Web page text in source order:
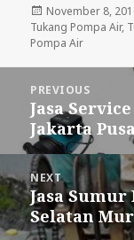
Posted
on
November 8,
Tukang Pompa Air,
Pompa Air
navigation
PREVIOUS
Previous
post:
Jasa
Jakarta
NEXT
Next
post:
Jasa
Selatan